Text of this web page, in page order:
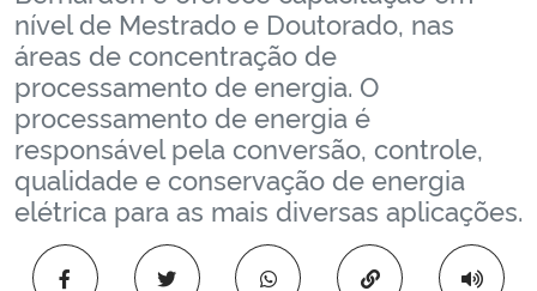
Ministério da Educação
Ministério da Cidadania
Ministério da Saúde
Ministério de Minas e Energia
nível de Mestrado e Doutorado, nas
áreas de concentração de
processamento de energia. O
processamento de energia é
responsável pela conversão, controle,
qualidade e conservação de energia
elétrica para as mais diversas aplicações.
Copiar para área